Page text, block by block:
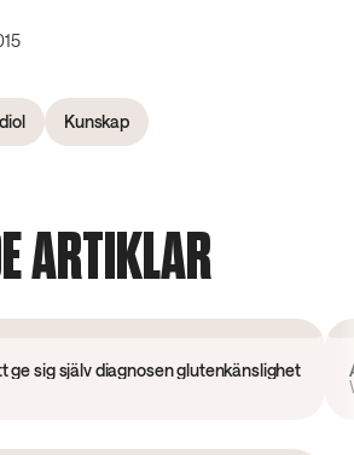
Kunskap
ARTIKLAR
ge sig själv diagnosen glutenkänslighet